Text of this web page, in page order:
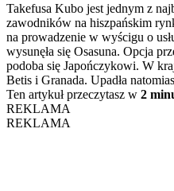
Takefusa Kubo jest jednym z
zawodników na hiszpańskim
na prowadzenie w wyścigu o
wysunęła się Osasuna. Opcja
podoba się Japończykowi. W
Betis i Granada. Upadła
Ten artykuł przeczytasz w 2
REKLAMA
REKLAMA